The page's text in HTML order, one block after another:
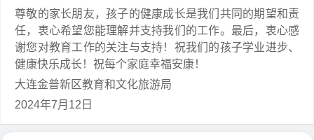
尊敬的家长朋友，孩子的健康成长是我们共同的期望和责
任，衷心希望您能理解并支持我们的工作。最后，衷心感
谢您对教育工作的关注与支持！祝我们的孩子学业进步、
健康快乐成长！祝每个家庭幸福安康！
大连金普新区教育和文化旅游局
2024年7月12日